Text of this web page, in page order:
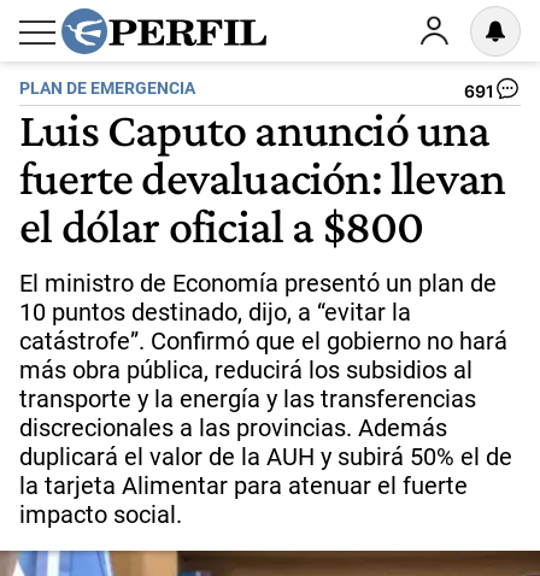
PLAN DE EMERGENCIA 691
Luis Caputo anunció una
fuerte devaluación: llevan
el dólar oficial a $800
El ministro de Economía presentó un plan de
10 puntos destinado, dijo, a “evitar la
catástrofe”. Confirmó que el gobierno no hará
más obra pública, reducirá los subsidios al
transporte y la energía y las transferencias
discrecionales a las provincias. Además
duplicará el valor de la AUH y subirá 50% el de
la tarjeta Alimentar para atenuar el fuerte
impacto social.